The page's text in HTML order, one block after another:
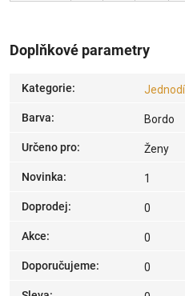
Doplňkové parametry
Kategorie:
Barva: Bordo
Určeno pro: Ženy
Novinka: 1
Doprodej: 0
Akce: 0
Doporučujeme: 0